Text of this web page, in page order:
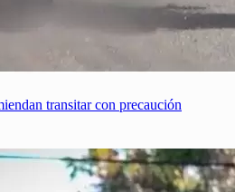
transitar con precaución